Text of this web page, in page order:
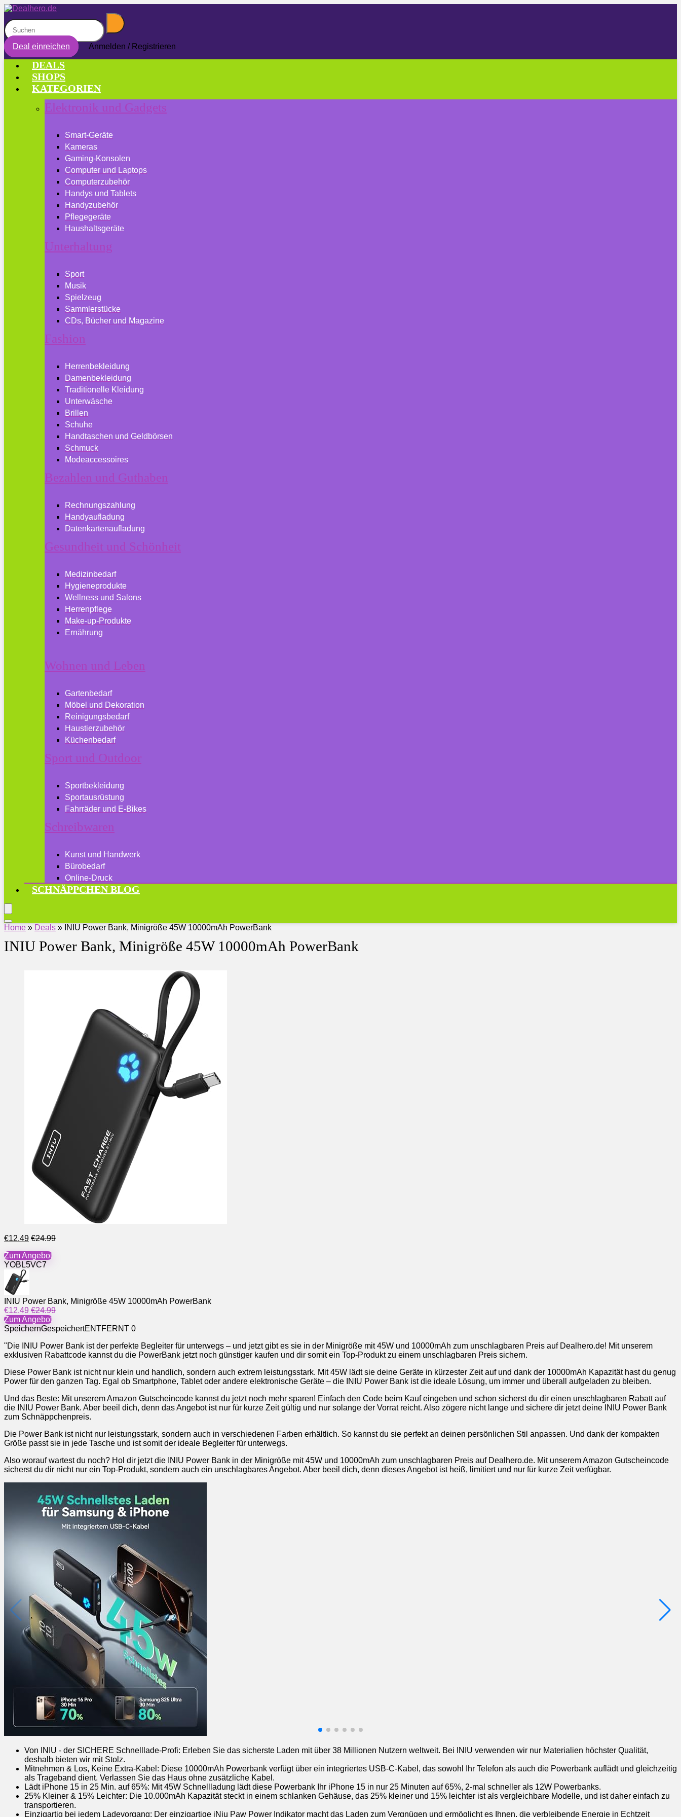
Deal einreichen Anmelden / Registrieren
DEALS
SHOPS
KATEGORIEN
Elektronik und Gadgets
Smart-Geräte
Kameras
Gaming-Konsolen
Computer und Laptops
Computerzubehör
Handys und Tablets
Handyzubehör
Pflegegeräte
Haushaltsgeräte
Unterhaltung
Sport
Musik
Spielzeug
Sammlerstücke
CDs, Bücher und Magazine
Fashion
Herrenbekleidung
Damenbekleidung
Traditionelle Kleidung
Unterwäsche
Brillen
Schuhe
Handtaschen und Geldbörsen
Schmuck
Modeaccessoires
Bezahlen und Guthaben
Rechnungszahlung
Handyaufladung
Datenkartenaufladung
Gesundheit und Schönheit
Medizinbedarf
Hygieneprodukte
Wellness und Salons
Herrenpflege
Make-up-Produkte
Ernährung
Wohnen und Leben
Gartenbedarf
Möbel und Dekoration
Reinigungsbedarf
Haustierzubehör
Küchenbedarf
Sport und Outdoor
Sportbekleidung
Sportausrüstung
Fahrräder und E-Bikes
Schreibwaren
Kunst und Handwerk
Bürobedarf
Online-Druck
SCHNÄPPCHEN BLOG
Home » Deals » INIU Power Bank, Minigröße 45W 10000mAh PowerBank
INIU Power Bank, Minigröße 45W 10000mAh PowerBank
€12.49 €24.99
Zum Angebot
YOBL5VC7
INIU Power Bank, Minigröße 45W 10000mAh PowerBank
€12.49 €24.99
Zum Angebot
SpeichernGespeichertENTFERNT 0
"Die INIU Power Bank ist der perfekte Begleiter für unterwegs – und jetzt gibt es sie in der Minigröße mit 45W und 10000mAh zum unschlagbaren Preis auf Dealhero.de! Mit unserem
exklusiven Rabattcode kannst du die PowerBank jetzt noch günstiger kaufen und dir somit ein Top-Produkt zu einem unschlagbaren Preis sichern.
Diese Power Bank ist nicht nur klein und handlich, sondern auch extrem leistungsstark. Mit 45W lädt sie deine Geräte in kürzester Zeit auf und dank der 10000mAh Kapazität hast du genug
Power für den ganzen Tag. Egal ob Smartphone, Tablet oder andere elektronische Geräte – die INIU Power Bank ist die ideale Lösung, um immer und überall aufgeladen zu bleiben.
Und das Beste: Mit unserem Amazon Gutscheincode kannst du jetzt noch mehr sparen! Einfach den Code beim Kauf eingeben und schon sicherst du dir einen unschlagbaren Rabatt auf
die INIU Power Bank. Aber beeil dich, denn das Angebot ist nur für kurze Zeit gültig und nur solange der Vorrat reicht. Also zögere nicht lange und sichere dir jetzt deine INIU Power Bank
zum Schnäppchenpreis.
Die Power Bank ist nicht nur leistungsstark, sondern auch in verschiedenen Farben erhältlich. So kannst du sie perfekt an deinen persönlichen Stil anpassen. Und dank der kompakten
Größe passt sie in jede Tasche und ist somit der ideale Begleiter für unterwegs.
Also worauf wartest du noch? Hol dir jetzt die INIU Power Bank in der Minigröße mit 45W und 10000mAh zum unschlagbaren Preis auf Dealhero.de. Mit unserem Amazon Gutscheincode
sicherst du dir nicht nur ein Top-Produkt, sondern auch ein unschlagbares Angebot. Aber beeil dich, denn dieses Angebot ist heiß, limitiert und nur für kurze Zeit verfügbar.
Von INIU - der SICHERE Schnelllade-Profi: Erleben Sie das sicherste Laden mit über 38 Millionen Nutzern weltweit. Bei INIU verwenden wir nur Materialien höchster Qualität,
deshalb bieten wir mit Stolz.
Mitnehmen & Los, Keine Extra-Kabel: Diese 10000mAh Powerbank verfügt über ein integriertes USB-C-Kabel, das sowohl Ihr Telefon als auch die Powerbank auflädt und gleichzeitig
als Trageband dient. Verlassen Sie das Haus ohne zusätzliche Kabel.
Lädt iPhone 15 in 25 Min. auf 65%: Mit 45W Schnellladung lädt diese Powerbank Ihr iPhone 15 in nur 25 Minuten auf 65%, 2-mal schneller als 12W Powerbanks.
25% Kleiner & 15% Leichter: Die 10.000mAh Kapazität steckt in einem schlanken Gehäuse, das 25% kleiner und 15% leichter ist als vergleichbare Modelle, und ist daher einfach zu
transportieren.
Einzigartig bei jedem Ladevorgang: Der einzigartige iNiu Paw Power Indikator macht das Laden zum Vergnügen und ermöglicht es Ihnen, die verbleibende Energie in Echtzeit